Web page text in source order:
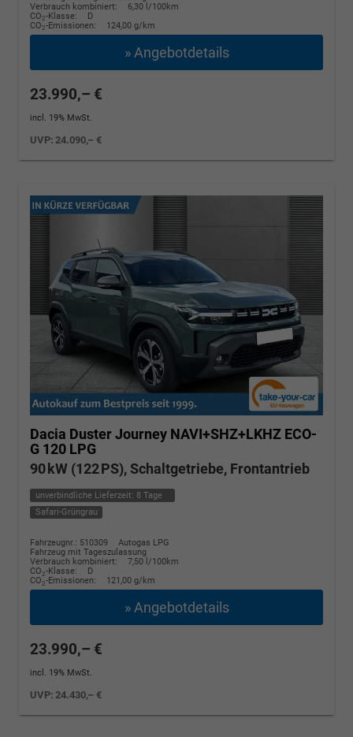
Verbrauch kombiniert:
6,30 l/100km
CO2-Klasse:
D
CO2-Emissionen: 124,00 g/km
» Angebotdetails
23.990,– €
incl. 19% MwSt.
UVP:24.090,– €
Dacia DusterJourney NAVI+SHZ+LKHZ ECO-
G 120 LPG
90 kW (122 PS), Schaltgetriebe, Frontantrieb
unverbindliche Lieferzeit: 8 Tage
Safari-Grüngrau
Fahrzeugnr.: 510309
Autogas LPG
Fahrzeug mit Tageszulassung
Verbrauch kombiniert:
7,50 l/100km
CO2-Klasse:
D
CO2-Emissionen: 121,00 g/km
» Angebotdetails
23.990,– €
incl. 19% MwSt.
UVP:24.430,– €